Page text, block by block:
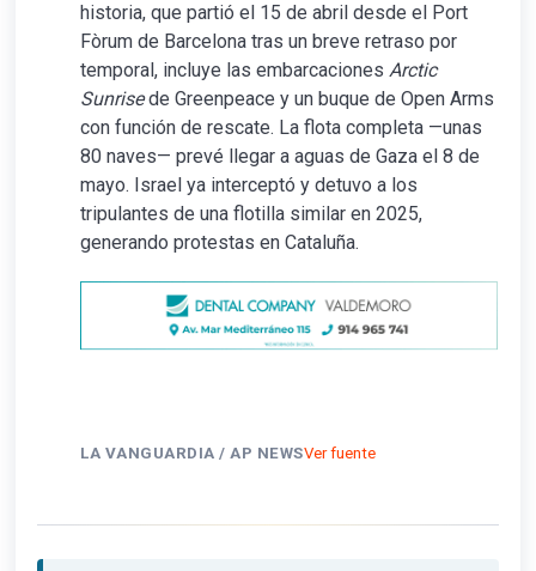
historia, que partió el 15 de abril desde el Port
Fòrum de Barcelona tras un breve retraso por
temporal, incluye las embarcacionesArctic
Sunrisede Greenpeace y un buque de Open Arms
con función de rescate. La flota completa —unas
80 naves— prevé llegar a aguas de Gaza el 8 de
mayo. Israel ya interceptó y detuvo a los
tripulantes de una flotilla similar en 2025,
generando protestas en Cataluña.
LA VANGUARDIA / AP NEWSVer fuente